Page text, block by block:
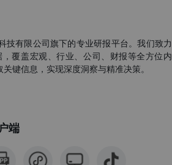
技有限公司旗下的专业研报平台。我们致力
覆盖宏观、行业、公司、财报等全方位内
键信息，实现深度洞察与精准决策。
端